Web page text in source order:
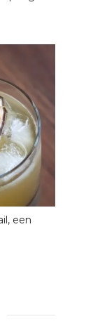
een